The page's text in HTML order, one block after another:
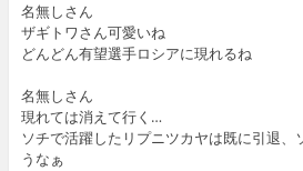
名無しさん
ザギトワさん可愛いね
どんどん有望選手ロシアに現れるね
名無しさん
現れては消えて行く…
ソチで活躍したリプニツカヤは既に引退、
うなぁ